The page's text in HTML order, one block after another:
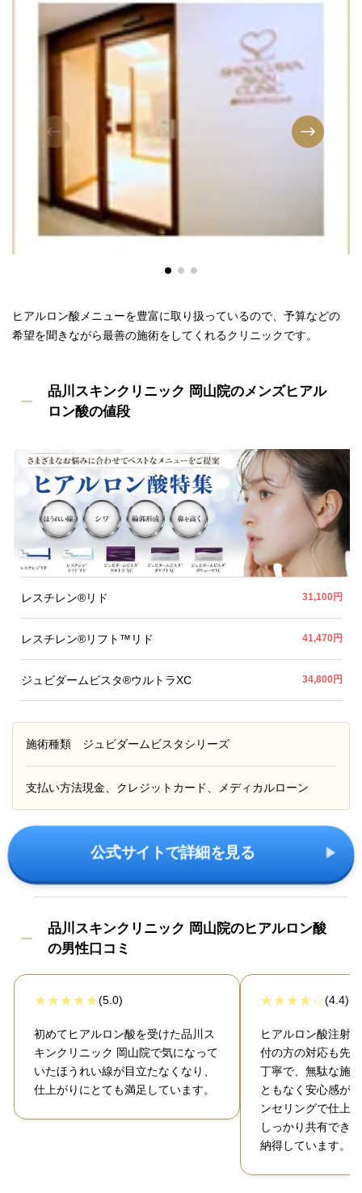
ヒアルロン酸メニューを豊富に取り扱っているので、予算などの
希望を聞きながら最善の施術をしてくれるクリニックです。
品川スキンクリニック 岡山院のメンズヒアル
ロン酸の値段
レスチレン®リド 31,100円
レスチレン®リフト™リド 41,470円
ジュビダームビスタ®ウルトラXC 34,800円
施術種類 ジュビダームビスタシリーズ
支払い方法現金、クレジットカード、メディカルローン
公式サイトで詳細を見る
品川スキンクリニック 岡山院のヒアルロン酸
の男性口コミ
(5.0)
初めてヒアルロン酸を受けた品川ス
キンクリニック 岡山院で気になって
いたほうれい線が目立たなくなり、
仕上がりにとても満足しています。
(4.4)
ヒアルロン酸注射
付の方の対応も先
丁寧で、無駄な施
ともなく安心感が
ンセリングで仕上
しっかり共有でき
納得しています。